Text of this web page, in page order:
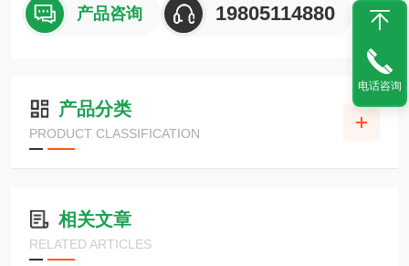
产品咨询 19805114880
产品分类
PRODUCT CLASSIFICATION
相关文章
RELATED ARTICLES
电话咨询